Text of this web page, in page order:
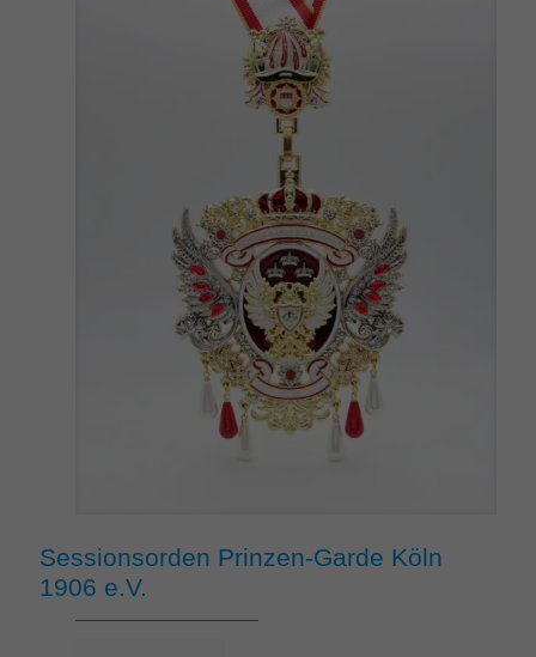
Sessionsorden Prinzen-Garde Köln
1906 e.V.